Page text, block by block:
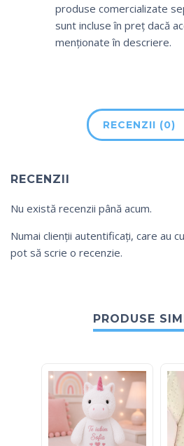
produse comercializate
sunt incluse în preț dacă
menționate în descriere.
RECENZII (0)
RECENZII
Nu există recenzii până acum.
Numai clienții autentificați, care au
pot să scrie o recenzie.
PRODUSE